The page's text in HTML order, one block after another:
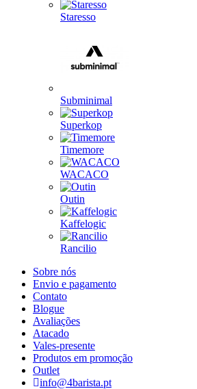
Staresso
Subminimal
Superkop
Timemore
WACACO
Outin
Kaffelogic
Rancilio
Sobre nós
Envio e pagamento
Contato
Blogue
Avaliações
Atacado
Vales-presente
Produtos em promoção
Outlet
info@4barista.pt